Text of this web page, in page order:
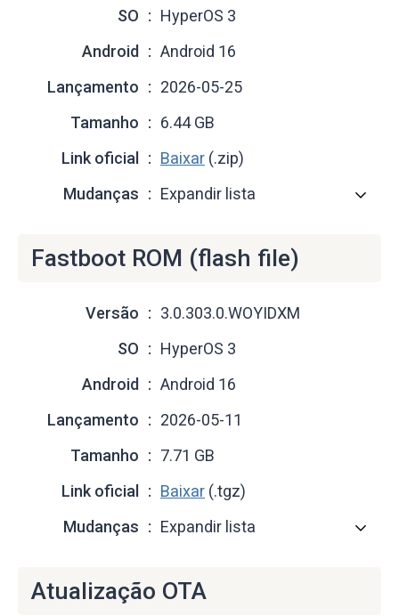
SO
HyperOS 3
Android
Android 16
Lançamento
2026-05-25
Tamanho
6.44 GB
Link oficial
Baixar (.zip)
Mudanças
Expandir lista
Fastboot ROM (flash file)
Versão
3.0.303.0.WOYIDXM
SO
HyperOS 3
Android
Android 16
Lançamento
2026-05-11
Tamanho
7.71 GB
Link oficial
Baixar (.tgz)
Mudanças
Expandir lista
Atualização OTA